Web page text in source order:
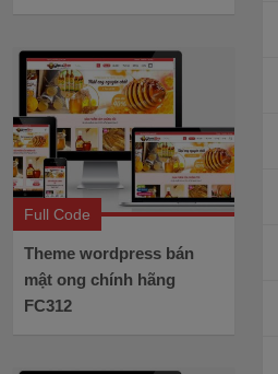
Full Code
Theme wordpress bán
mật ong chính hãng
FC312